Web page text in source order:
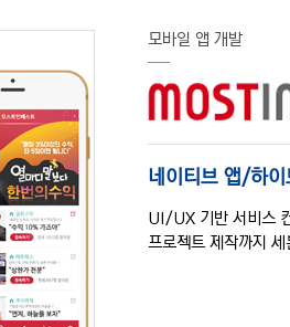
모바일 앱 개발
네이티브 앱/하
UI/UX 기반 서비스
프로젝트 제작까지